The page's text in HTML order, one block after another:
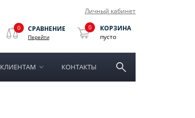
Личный кабинет
0 СРАВНЕНИЕ
Перейти
0
КОРЗИНА
пусто
КЛИЕНТАМ КОНТАКТЫ